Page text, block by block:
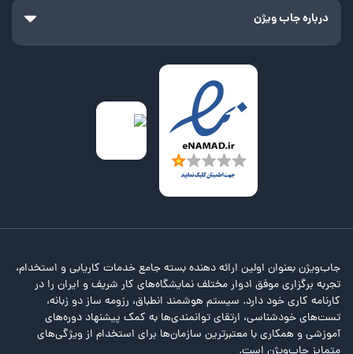
درباره جاب ویژن
جاب‌ویژن بعنوان اولین ارائه دهنده بسته جامع خدمات کاریابی و استخدام،
تجربه برگزاری موفق ادوار مختلف نمایشگاه‌های کار شریف و ایران را در
کارنامه کاری خود دارد. سیستم هوشمند انطباق، رزومه ساز دو زبانه،
تست‌های خودشناسی، ارتقای توانمندی‌ها به کمک پیشنهاد دوره‌های
آموزشی و همکاری با معتبرترین سازمان‌ها برای استخدام از ویژگی‌های